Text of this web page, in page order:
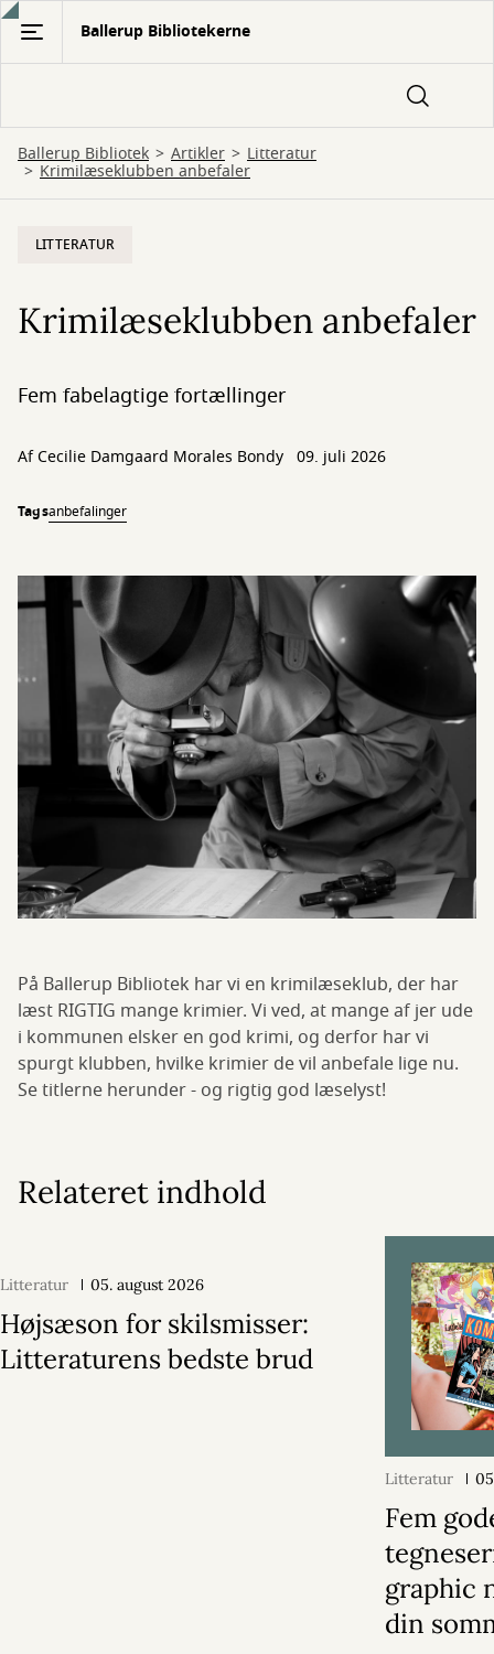
Gå
hovedindhold
Ballerup Bibliotekerne
Ballerup Bibliotek Artikler Litteratur
Krimilæseklubben anbefaler
LITTERATUR
Krimilæseklubben anbefaler
Fem fabelagtige fortællinger
AfCecilie Damgaard Morales Bondy 09. juli 2026
Tagsanbefalinger
På Ballerup Bibliotek har vi en krimilæseklub, der har
læst RIGTIG mange krimier. Vi ved, at mange af jer ude
i kommunen elsker en god krimi, og derfor har vi
spurgt klubben, hvilke krimier de vil anbefale lige nu.
Se titlerne herunder - og rigtig god læselyst!
Relateret indhold
Litteratur 05. august 2026
Højsæson for skilsmisser:
Litteraturens bedste brud
Litteratur
Fem
graphic
din